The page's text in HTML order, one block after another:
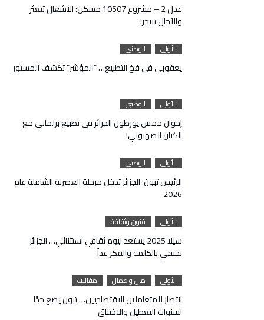
عدل 2 – مشروع 10507 مسكن: الأشغال تتعثر
والآجال تتبخر!
الأولى الوطني
يعقوبي في فخ التطبيع… “المؤشر” تكشف المستور
الأولى الوطني
إخوان حمس يورطون الجزائر في تطبيع برلماني مع
الكيان الصهيوني!
الأولى الوطني
الرئيس تبون: الجزائر تدخل مرحلة العصرنة الشاملة عام
2026
الأولى فنون وثقافة
سيلا 2025 يستعد ليوم ثقافي استثنائي… الجزائر
تحتفي بالكلمة والفكر غداً
الأولى مال واعمال مقالات
انتصار للمتعاملين الاقتصاديين… تبون يضع حدًا
لسنوات التعطيل والاختناق